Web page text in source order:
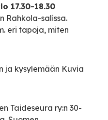
17.30-18.30
Rahkola-salissa.
eri tapoja, miten
ja kysylemään Kuvia
Taideseura ry:n 30-